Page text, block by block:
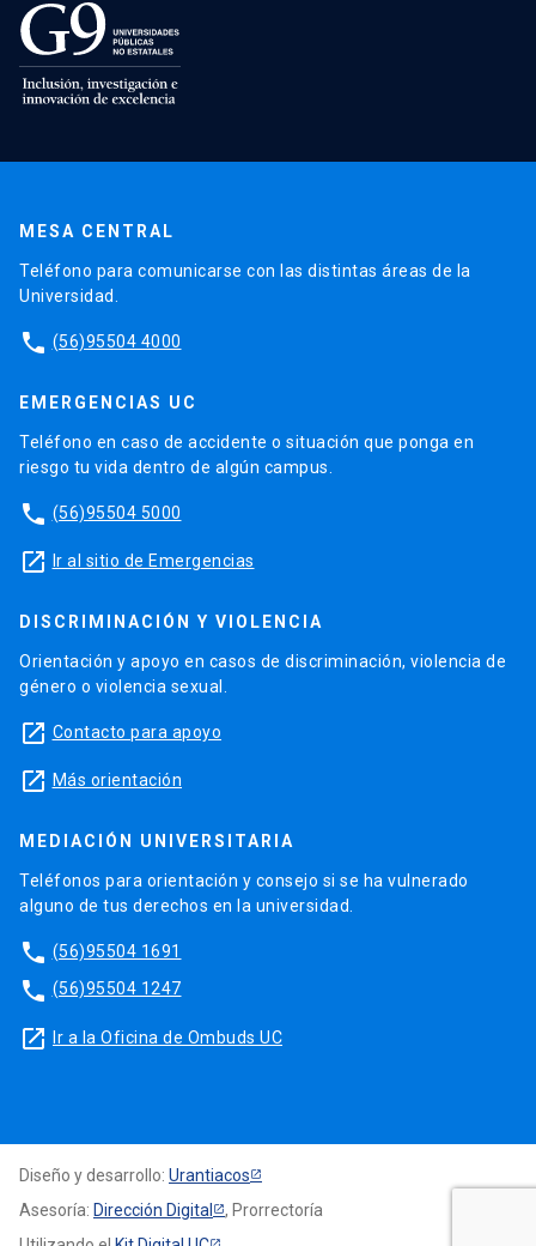
MESA CENTRAL
Teléfono para comunicarse con las distintas áreas de la
Universidad.
phone (56)95504 4000
EMERGENCIAS UC
Teléfono en caso de accidente o situación que ponga en
riesgo tu vida dentro de algún campus.
phone (56)95504 5000
launch Ir al sitio de Emergencias
DISCRIMINACIÓN Y VIOLENCIA
Orientación y apoyo en casos de discriminación, violencia de
género o violencia sexual.
launch Contacto para apoyo
launch Más orientación
MEDIACIÓN UNIVERSITARIA
Teléfonos para orientación y consejo si se ha vulnerado
alguno de tus derechos en la universidad.
phone (56)95504 1691
phone (56)95504 1247
launch Ir a la Oficina de Ombuds UC
Diseño y desarrollo: Urantiacos
Asesoría: Dirección Digital
, Prorrectoría